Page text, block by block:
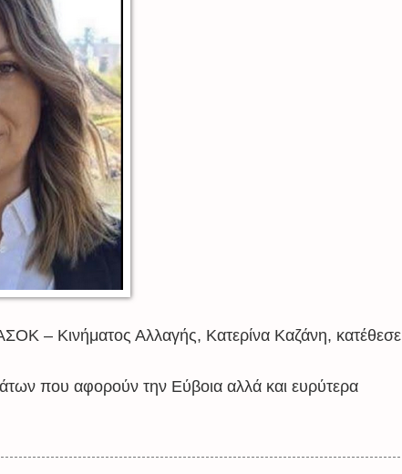
– Κινήματος Αλλαγής, Κατερίνα Καζάνη, κατέθεσε
που αφορούν την Εύβοια αλλά και ευρύτερα